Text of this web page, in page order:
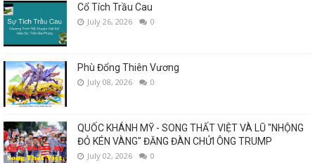
Cổ Tích Trầu Cau
July 26, 2026 0
Phù Đổng Thiên Vương
July 08, 2026 0
QUỐC KHÁNH MỸ - SONG THẤT VIỆT VÀ LŨ "NHỘNG
ĐỎ KÉN VÀNG" ĐĂNG ĐÀN CHỬI ÔNG TRUMP
July 02, 2026 0